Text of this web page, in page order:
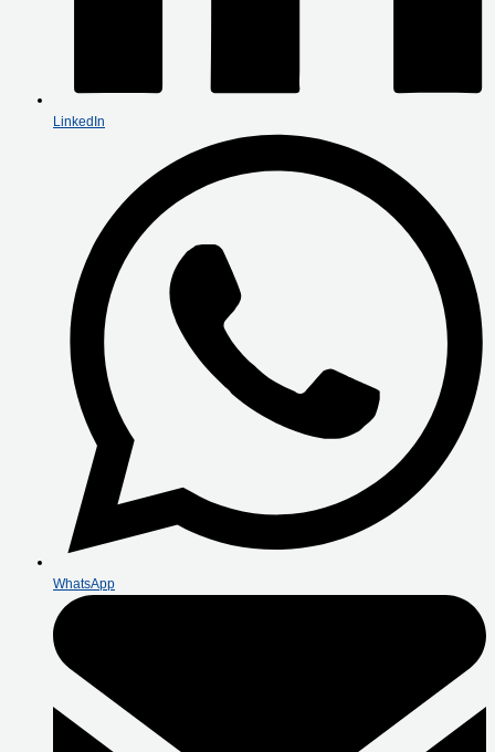
LinkedIn
WhatsApp